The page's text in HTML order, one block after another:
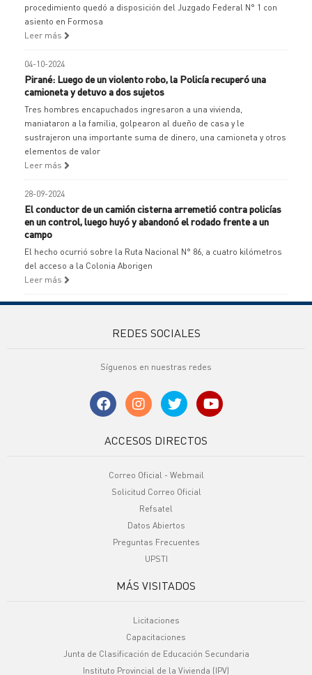
procedimiento quedó a disposición del Juzgado Federal N° 1 con
asiento en Formosa
Leer más
04-10-2024
Pirané: Luego de un violento robo, la Policía recuperó una
camioneta y detuvo a dos sujetos
Tres hombres encapuchados ingresaron a una vivienda,
maniataron a la familia, golpearon al dueño de casa y le
sustrajeron una importante suma de dinero, una camioneta y otros
elementos de valor
Leer más
28-09-2024
El conductor de un camión cisterna arremetió contra policías
en un control, luego huyó y abandonó el rodado frente a un
campo
El hecho ocurrió sobre la Ruta Nacional N° 86, a cuatro kilómetros
del acceso a la Colonia Aborigen
Leer más
REDES SOCIALES
Síguenos en nuestras redes
ACCESOS DIRECTOS
Correo Oficial - Webmail
Solicitud Correo Oficial
Refsatel
Datos Abiertos
Preguntas Frecuentes
UPSTI
MÁS VISITADOS
Licitaciones
Capacitaciones
Junta de Clasificación de Educación Secundaria
Instituto Provincial de la Vivienda (IPV)